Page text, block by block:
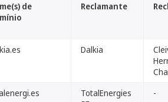
de
Reclamante
Dalkia
TotalEnergies
-